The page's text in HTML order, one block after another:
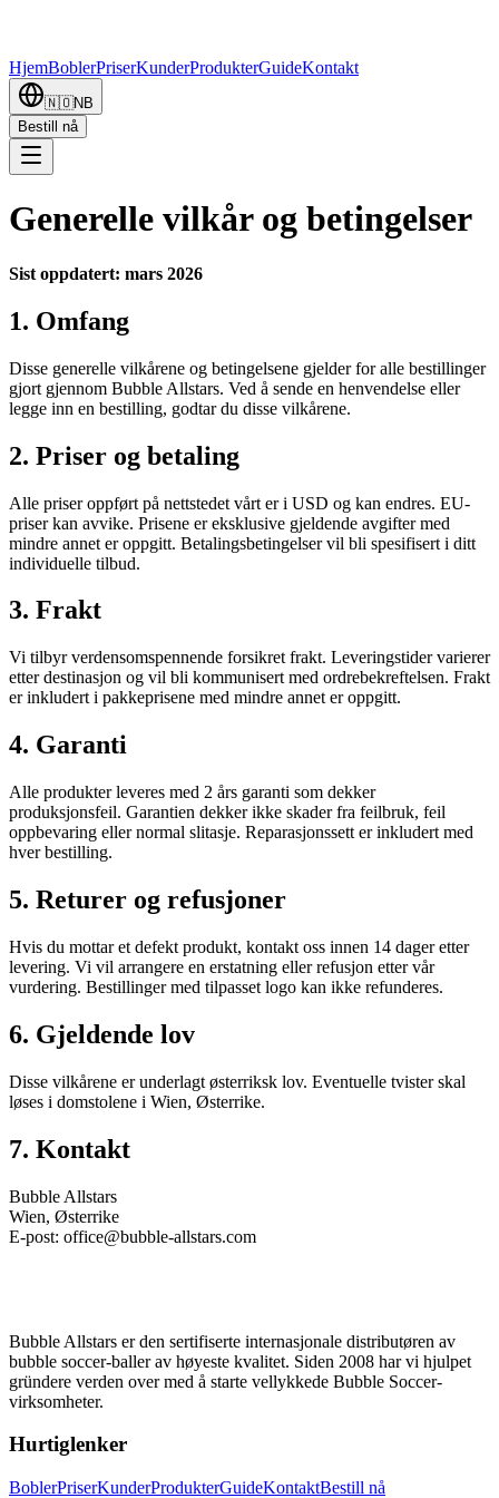
HjemBoblerPriserKunderProdukterGuideKontakt
🇳🇴NB
Bestill nå
Generelle vilkår og betingelser
Sist oppdatert: mars 2026
1. Omfang
Disse generelle vilkårene og betingelsene gjelder for alle bestillinger
gjort gjennom Bubble Allstars. Ved å sende en henvendelse eller
legge inn en bestilling, godtar du disse vilkårene.
2. Priser og betaling
Alle priser oppført på nettstedet vårt er i USD og kan endres. EU-
priser kan avvike. Prisene er eksklusive gjeldende avgifter med
mindre annet er oppgitt. Betalingsbetingelser vil bli spesifisert i ditt
individuelle tilbud.
3. Frakt
Vi tilbyr verdensomspennende forsikret frakt. Leveringstider varierer
etter destinasjon og vil bli kommunisert med ordrebekreftelsen. Frakt
er inkludert i pakkeprisene med mindre annet er oppgitt.
4. Garanti
Alle produkter leveres med 2 års garanti som dekker
produksjonsfeil. Garantien dekker ikke skader fra feilbruk, feil
oppbevaring eller normal slitasje. Reparasjonssett er inkludert med
hver bestilling.
5. Returer og refusjoner
Hvis du mottar et defekt produkt, kontakt oss innen 14 dager etter
levering. Vi vil arrangere en erstatning eller refusjon etter vår
vurdering. Bestillinger med tilpasset logo kan ikke refunderes.
6. Gjeldende lov
Disse vilkårene er underlagt østerriksk lov. Eventuelle tvister skal
løses i domstolene i Wien, Østerrike.
7. Kontakt
Bubble Allstars
Wien, Østerrike
E-post: office@bubble-allstars.com
Bubble Allstars er den sertifiserte internasjonale distributøren av
bubble soccer-baller av høyeste kvalitet. Siden 2008 har vi hjulpet
gründere verden over med å starte vellykkede Bubble Soccer-
virksomheter.
Hurtiglenker
BoblerPriserKunderProdukterGuideKontaktBestill nå